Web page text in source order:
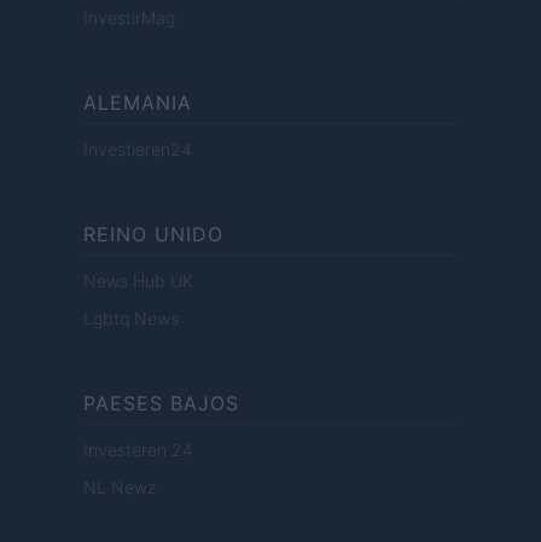
InvestirMag
ALEMANIA
Investieren24
REINO UNIDO
News Hub UK
Lgbtq News
PAESES BAJOS
Investeren 24
NL Newz